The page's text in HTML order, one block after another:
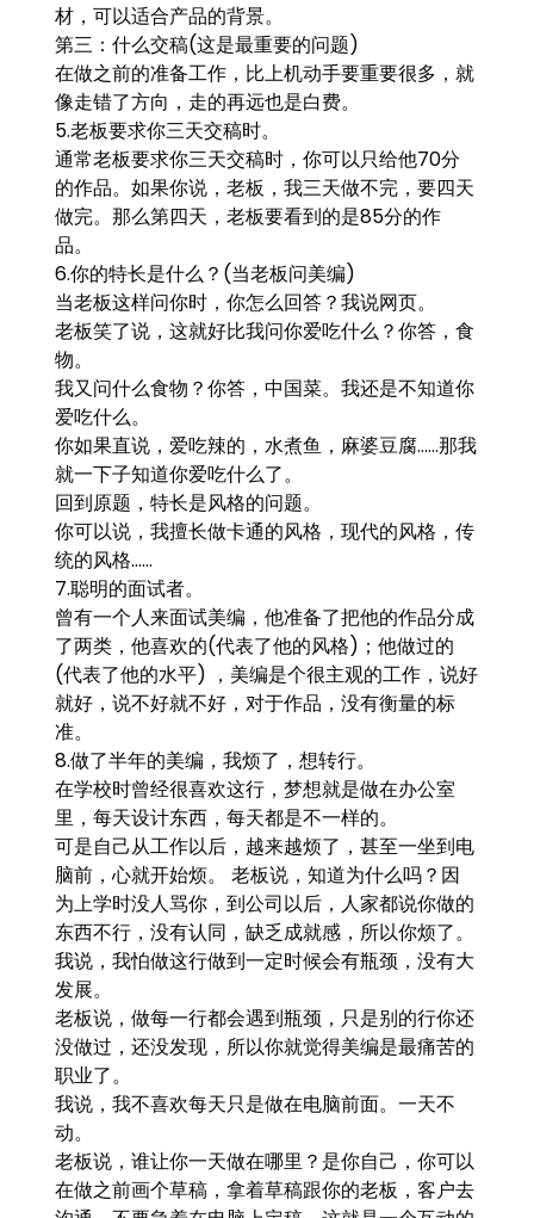
材，可以适合产品的背景。
第三：什么交稿(这是最重要的问题)
在做之前的准备工作，比上机动手要重要很多，就
像走错了方向，走的再远也是白费。
5.老板要求你三天交稿时。
通常老板要求你三天交稿时，你可以只给他70分
的作品。如果你说，老板，我三天做不完，要四天
做完。那么第四天，老板要看到的是85分的作
品。
6.你的特长是什么？(当老板问美编)
当老板这样问你时，你怎么回答？我说网页。
老板笑了说，这就好比我问你爱吃什么？你答，食
物。
我又问什么食物？你答，中国菜。我还是不知道你
爱吃什么。
你如果直说，爱吃辣的，水煮鱼，麻婆豆腐……那我
就一下子知道你爱吃什么了。
回到原题，特长是风格的问题。
你可以说，我擅长做卡通的风格，现代的风格，传
统的风格……
7.聪明的面试者。
曾有一个人来面试美编，他准备了把他的作品分成
了两类，他喜欢的(代表了他的风格)；他做过的
(代表了他的水平) ，美编是个很主观的工作，说好
就好，说不好就不好，对于作品，没有衡量的标
准。
8.做了半年的美编，我烦了，想转行。
在学校时曾经很喜欢这行，梦想就是做在办公室
里，每天设计东西，每天都是不一样的。
可是自己从工作以后，越来越烦了，甚至一坐到电
脑前，心就开始烦。 老板说，知道为什么吗？因
为上学时没人骂你，到公司以后，人家都说你做的
东西不行，没有认同，缺乏成就感，所以你烦了。
我说，我怕做这行做到一定时候会有瓶颈，没有大
发展。
老板说，做每一行都会遇到瓶颈，只是别的行你还
没做过，还没发现，所以你就觉得美编是最痛苦的
职业了。
我说，我不喜欢每天只是做在电脑前面。一天不
动。
老板说，谁让你一天做在哪里？是你自己，你可以
在做之前画个草稿，拿着草稿跟你的老板，客户去